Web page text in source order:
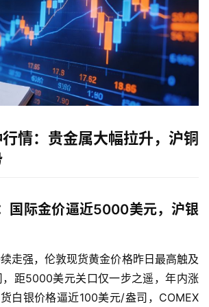
情：贵金属大幅拉升，沪铜
国际金价逼近5000美元，沪银
走强，伦敦现货黄金价格昨日最高触及
距5000美元关口仅一步之遥，年内涨
白银价格逼近100美元/盎司，COMEX